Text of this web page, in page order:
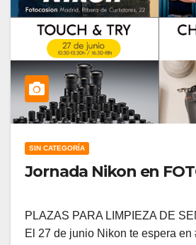
SIN CATEGORÍA
Jornada Nikon en
PLAZAS PARA LIMPIEZA DE
El 27 de junio Nikon te espera en